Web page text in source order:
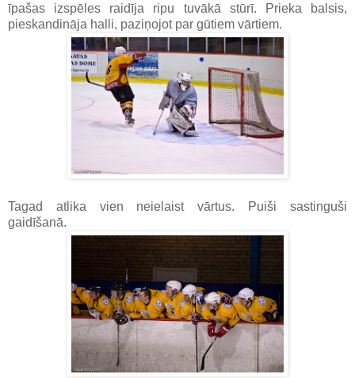
īpašas izspēles raidīja ripu tuvākā stūrī. Prieka balsis,
pieskandināja halli, paziņojot par gūtiem vārtiem.
Tagad atlika vien neielaist vārtus. Puiši sastinguši
gaidīšanā.